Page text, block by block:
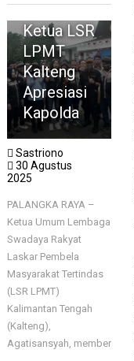
Rasa,
Ketua LSR
LPMT
Kalteng
Apresiasi
Kapolda
Sastriono
30 Agustus
2025
PALANGKA RAYA –
Ketua Umum Lembaga
Swadaya Rakyat
Laskar Pembela
Masyarakat Tertindas
(LSR LPMT)
Kalimantan Tengah
(Kalteng),
Agatisansyah, member